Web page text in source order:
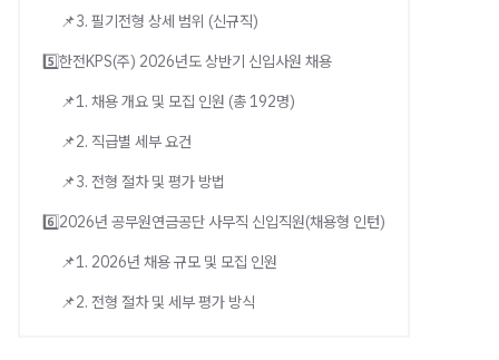
📌3. 필기전형 상세 범위 (신규직)
5️⃣한전KPS(주) 2026년도 상반기 신입사원 채용
📌1. 채용 개요 및 모집 인원 (총 192명)
📌2. 직급별 세부 요건
📌3. 전형 절차 및 평가 방법
6️⃣2026년 공무원연금공단 사무직 신입직원(채용형 인턴)
📌1. 2026년 채용 규모 및 모집 인원
📌2. 전형 절차 및 세부 평가 방식